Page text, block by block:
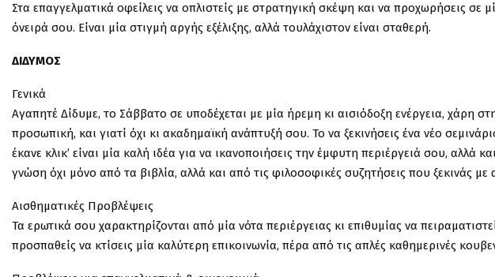
Στα επαγγελματικά οφείλεις να οπλιστείς με στρατηγική σκέψη και να προχωρήσεις
όνειρά σου. Είναι μία στιγμή αργής εξέλιξης, αλλά τουλάχιστον είναι σταθερή.
ΔΙΔΥΜΟΣ
Γενικά
Αγαπητέ Δίδυμε, το Σάββατο σε υποδέχεται με μία ήρεμη κι αισιόδοξη ενέργεια, χάρη
προσωπική, και γιατί όχι κι ακαδημαϊκή ανάπτυξή σου. Το να ξεκινήσεις ένα νέο
έκανε κλικ’ είναι μία καλή ιδέα για να ικανοποιήσεις την έμφυτη περιέργειά σου, αλλά
γνώση όχι μόνο από τα βιβλία, αλλά και από τις φιλοσοφικές συζητήσεις που ξεκινάς
Αισθηματικές Προβλέψεις
Τα ερωτικά σου χαρακτηρίζονται από μία νότα περιέργειας κι επιθυμίας να
προσπαθείς να κτίσεις μία καλύτερη επικοινωνία, πέρα από τις απλές καθημερινές